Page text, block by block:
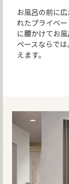
お風呂の前に
れたプライベ
に腰かけてお
ペースならで
えます。